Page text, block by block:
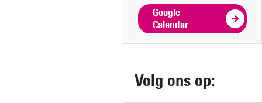
Google
Calendar
Volg ons op: